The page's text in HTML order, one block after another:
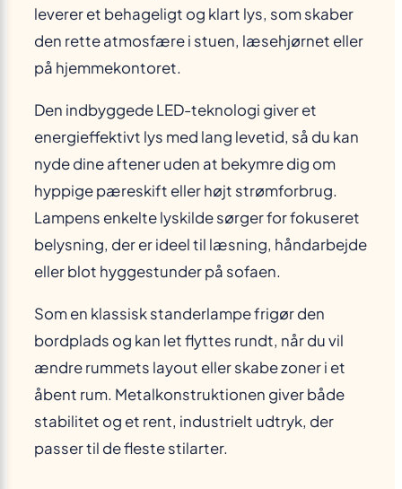
leverer et behageligt og klart lys, som skaber
den rette atmosfære i stuen, læsehjørnet eller
på hjemmekontoret.
Den indbyggede LED-teknologi giver et
energieffektivt lys med lang levetid, så du kan
nyde dine aftener uden at bekymre dig om
hyppige pæreskift eller højt strømforbrug.
Lampens enkelte lyskilde sørger for fokuseret
belysning, der er ideel til læsning, håndarbejde
eller blot hyggestunder på sofaen.
Som en klassisk standerlampe frigør den
bordplads og kan let flyttes rundt, når du vil
ændre rummets layout eller skabe zoner i et
åbent rum. Metal­konstruktionen giver både
stabilitet og et rent, industrielt udtryk, der
passer til de fleste stilarter.